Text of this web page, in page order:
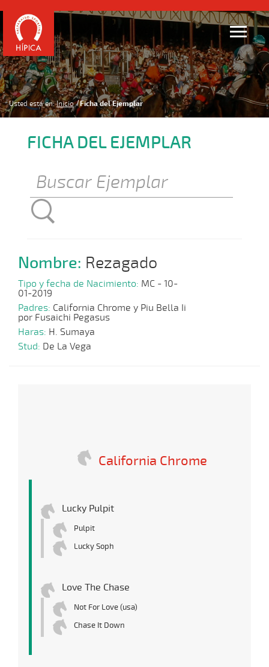
Usted está en: Inicio Ficha del Ejemplar
FICHA DEL EJEMPLAR
Nombre: Rezagado
Tipo y fecha de Nacimiento: MC - 10-
01-2019
Padres: California Chrome y Piu Bella Ii
por Fusaichi Pegasus
Haras: H. Sumaya
Stud: De La Vega
California Chrome
Lucky Pulpit
Pulpit
Lucky Soph
Love The Chase
Not For Love (usa)
Chase It Down